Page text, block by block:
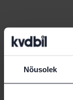
Nõusolek
Aston Martin